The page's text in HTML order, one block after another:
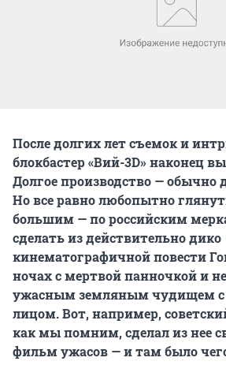
После долгих лет съемок и
блокбастер «Вий-3D» наконец
Долгое производство — обычно
Но все равно любопытно
большим — по российским
сделать из действительно дико
кинематографичной повести
ночах с мертвой панночкой и
ужасным земляным чудищем
лицом. Вот, например,
как мы помним, сделал из нее
фильм ужасов — и там было